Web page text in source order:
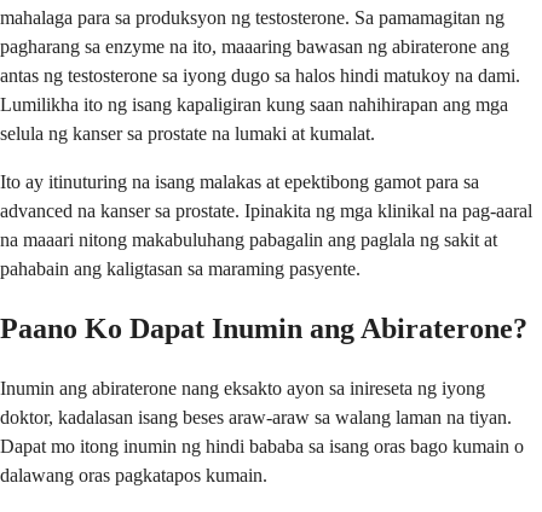
mahalaga para sa produksyon ng testosterone. Sa pamamagitan ng
pagharang sa enzyme na ito, maaaring bawasan ng abiraterone ang
antas ng testosterone sa iyong dugo sa halos hindi matukoy na dami.
Lumilikha ito ng isang kapaligiran kung saan nahihirapan ang mga
selula ng kanser sa prostate na lumaki at kumalat.
Ito ay itinuturing na isang malakas at epektibong gamot para sa
advanced na kanser sa prostate. Ipinakita ng mga klinikal na pag-aaral
na maaari nitong makabuluhang pabagalin ang paglala ng sakit at
pahabain ang kaligtasan sa maraming pasyente.
Paano Ko Dapat Inumin ang Abiraterone?
Inumin ang abiraterone nang eksakto ayon sa inireseta ng iyong
doktor, kadalasan isang beses araw-araw sa walang laman na tiyan.
Dapat mo itong inumin ng hindi bababa sa isang oras bago kumain o
dalawang oras pagkatapos kumain.